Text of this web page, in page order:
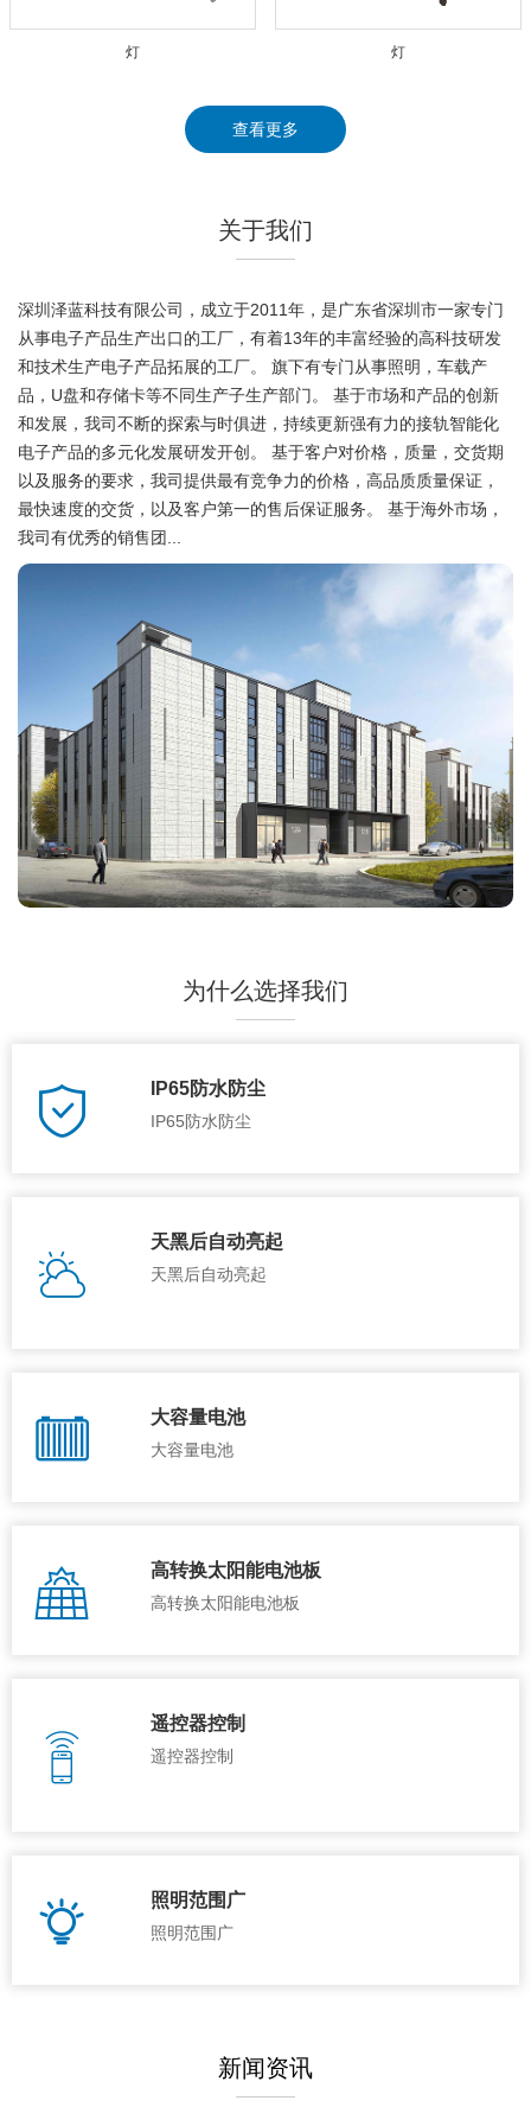
灯 灯
查看更多
关于我们
深圳泽蓝科技有限公司，成立于2011年，是广东省深圳市一家专门
从事电子产品生产出口的工厂，有着13年的丰富经验的高科技研发
和技术生产电子产品拓展的工厂。 旗下有专门从事照明，车载产
品，U盘和存储卡等不同生产子生产部门。 基于市场和产品的创新
和发展，我司不断的探索与时俱进，持续更新强有力的接轨智能化
电子产品的多元化发展研发开创。 基于客户对价格，质量，交货期
以及服务的要求，我司提供最有竞争力的价格，高品质质量保证，
最快速度的交货，以及客户第一的售后保证服务。 基于海外市场，
我司有优秀的销售团...
为什么选择我们
IP65防水防尘
IP65防水防尘
天黑后自动亮起
天黑后自动亮起
大容量电池
大容量电池
高转换太阳能电池板
高转换太阳能电池板
遥控器控制
遥控器控制
照明范围广
照明范围广
新闻资讯